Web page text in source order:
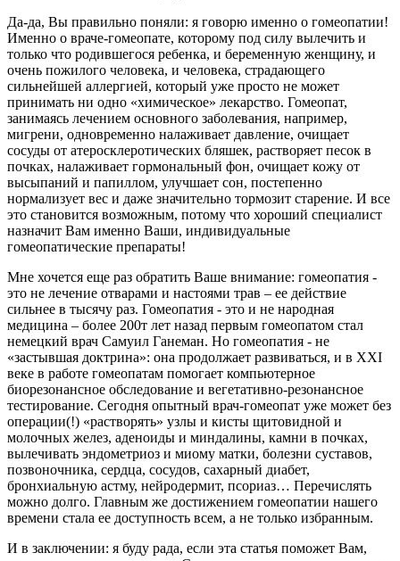
Да-да, Вы правильно поняли: я говорю именно о гомеопатии!
Именно о враче-гомеопате, которому под силу вылечить и
только что родившегося ребенка, и беременную женщину, и
очень пожилого человека, и человека, страдающего
сильнейшей аллергией, который уже просто не может
принимать ни одно «химическое» лекарство. Гомеопат,
занимаясь лечением основного заболевания, например,
мигрени, одновременно налаживает давление, очищает
сосуды от атеросклеротических бляшек, растворяет песок в
почках, налаживает гормональный фон, очищает кожу от
высыпаний и папиллом, улучшает сон, постепенно
нормализует вес и даже значительно тормозит старение. И все
это становится возможным, потому что хороший специалист
назначит Вам именно Ваши, индивидуальные
гомеопатические препараты!
Мне хочется еще раз обратить Ваше внимание: гомеопатия -
это не лечение отварами и настоями трав – ее действие
сильнее в тысячу раз. Гомеопатия - это и не народная
медицина – более 200т лет назад первым гомеопатом стал
немецкий врач Самуил Ганеман. Но гомеопатия - не
«застывшая доктрина»: она продолжает развиваться, и в XXI
веке в работе гомеопатам помогает компьютерное
биорезонансное обследование и вегетативно-резонансное
тестирование. Сегодня опытный врач-гомеопат уже может без
операции(!) «растворять» узлы и кисты щитовидной и
молочных желез, аденоиды и миндалины, камни в почках,
вылечивать эндометриоз и миому матки, болезни суставов,
позвоночника, сердца, сосудов, сахарный диабет,
бронхиальную астму, нейродермит, псориаз… Перечислять
можно долго. Главным же достижением гомеопатии нашего
времени стала ее доступность всем, а не только избранным.
И в заключении: я буду рада, если эта статья поможет Вам,